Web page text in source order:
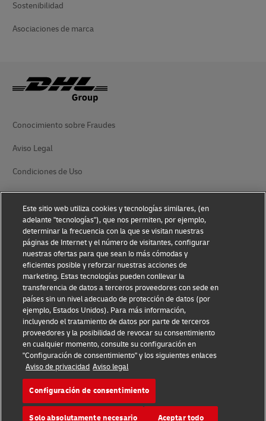
Sostenibilidad
Asociaciones de marca
Conocimiento sobre Fraudes
Aviso Legal
Condiciones de Uso
Aviso de Privacidad
Información Adicional
Ajustes de cookies
Síganos
2026 © - todos los derechos reservados
Este sitio web utiliza cookies y tecnologías similares, (en
adelante "tecnologías"), que nos permiten, por ejemplo,
determinar la frecuencia con la que se visitan nuestras
páginas de Internet y el número de visitantes, configurar
nuestras ofertas para que sean lo más cómodas y
eficientes posible y reforzar nuestras acciones de
marketing. Estas tecnologías pueden conllevar la
transferencia de datos a terceros proveedores con sede en
países sin un nivel adecuado de protección de datos (por
ejemplo, Estados Unidos). Para más información,
incluyendo el tratamiento de datos por parte de terceros
proveedores y la posibilidad de revocar su consentimiento
en cualquier momento, consulte su configuración en
"Configuración de consentimiento" y los siguientes enlaces
Aviso de privacidad Aviso legal
Configuración de consentimiento
Solo absolutamente necesario Aceptar todo